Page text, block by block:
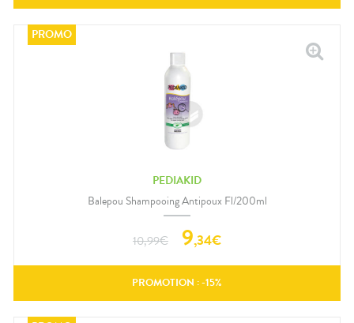
PEDIAKID
Balepou Shampooing Antipoux Fl/200ml
10,99€ 9,34€
PROMOTION : -15%